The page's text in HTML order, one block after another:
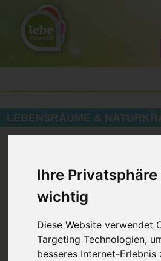
Ihre
wichtig
Diese Website verwendet
Targeting Technologien,
besseres Internet-Erlebnis
LEBENSRÄUME &